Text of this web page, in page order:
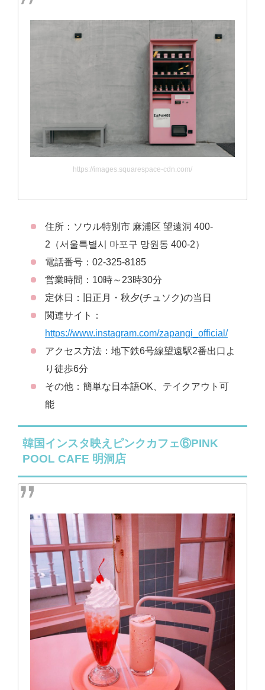
https://images.squarespace-cdn.com/
住所：ソウル特別市 麻浦区 望遠洞 400-
2（서울특별시 마포구 망원동 400-2）
電話番号：02-325-8185
営業時間：10時～23時30分
定休日：旧正月・秋夕(チュソク)の当日
関連サイト：
https://www.instagram.com/zapangi_official/
アクセス方法：地下鉄6号線望遠駅2番出口よ
り徒歩6分
その他：簡単な日本語OK、テイクアウト可
能
韓国インスタ映えピンクカフェ⑥PINK
POOL CAFE 明洞店